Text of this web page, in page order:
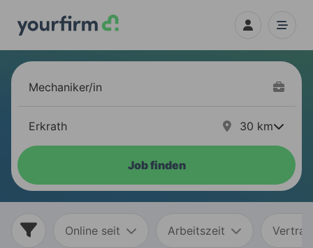
30 km
Job finden
Online seit Arbeitszeit